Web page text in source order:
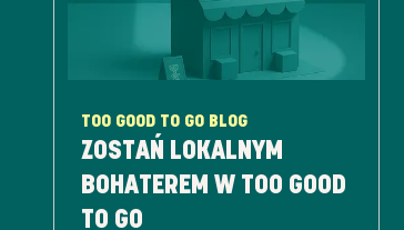
TOO GOOD TO GO BLOG
ZOSTAŃ LOKALNYM
BOHATEREM W TOO GOOD
TO GO